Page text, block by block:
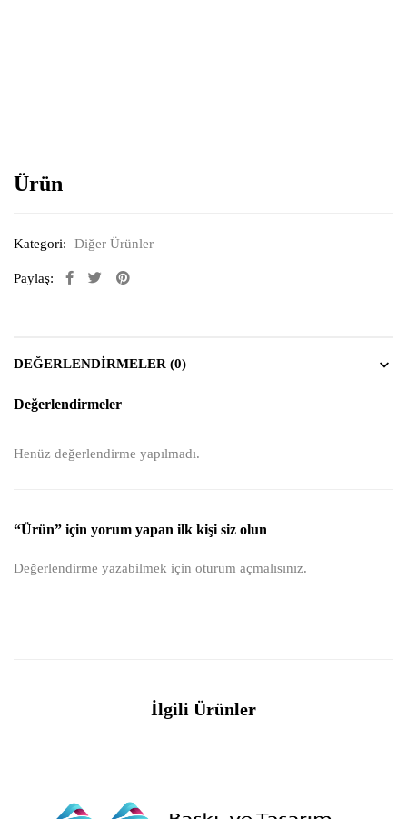
Ürün
Kategori: Diğer Ürünler
Paylaş:
DEĞERLENDIRMELER (0)
Değerlendirmeler
Henüz değerlendirme yapılmadı.
“Ürün” için yorum yapan ilk kişi siz olun
Değerlendirme yazabilmek için oturum açmalısınız.
İlgili Ürünler